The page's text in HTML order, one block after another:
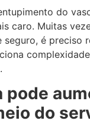
do
caro. Muitas
é preciso
pode
do